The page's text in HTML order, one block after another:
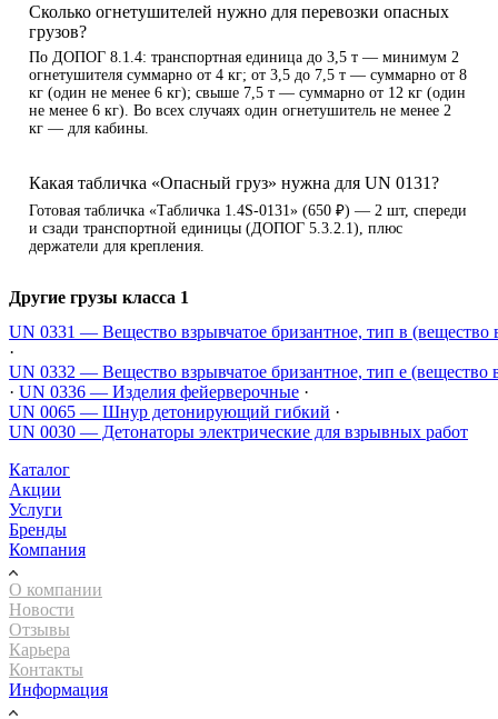
Сколько огнетушителей нужно для перевозки опасных
грузов?
По ДОПОГ 8.1.4: транспортная единица до 3,5 т — минимум 2
огнетушителя суммарно от 4 кг; от 3,5 до 7,5 т — суммарно от 8
кг (один не менее 6 кг); свыше 7,5 т — суммарно от 12 кг (один
не менее 6 кг). Во всех случаях один огнетушитель не менее 2
кг — для кабины.
Какая табличка «Опасный груз» нужна для UN 0131?
Готовая табличка «Табличка 1.4S-0131» (650 ₽) — 2 шт, спереди
и сзади транспортной единицы (ДОПОГ 5.3.2.1), плюс
держатели для крепления.
Другие грузы класса 1
UN 0331 — Вещество взрывчатое бризантное, тип в (вещество
·
UN 0332 — Вещество взрывчатое бризантное, тип е (вещество
· UN 0336 — Изделия фейерверочные ·
UN 0065 — Шнур детонирующий гибкий ·
UN 0030 — Детонаторы электрические для взрывных работ
Каталог
Акции
Услуги
Бренды
Компания
О компании
Новости
Отзывы
Карьера
Контакты
Информация